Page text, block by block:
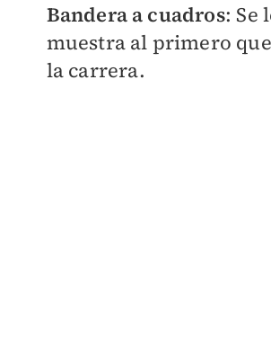
Bandera a cuadros: Se
muestra al primero
la carrera.